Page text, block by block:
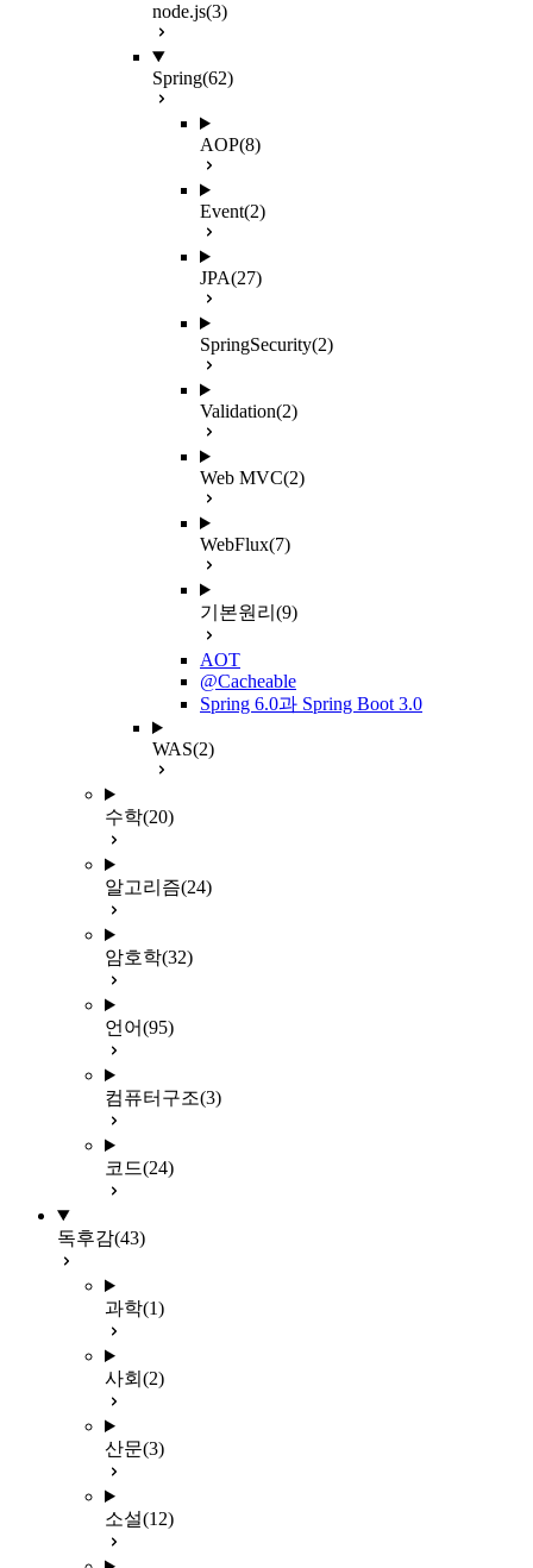
node.js(3)
Spring(62)
AOP(8)
Event(2)
JPA(27)
SpringSecurity(2)
Validation(2)
Web MVC(2)
WebFlux(7)
기본원리 (9)
AOT
@Cacheable
Spring 6.0과 Spring Boot 3.0
WAS(2)
수학(20)
알고리즘(24)
암호학(32)
언어(95)
컴퓨터구조(3)
코드(24)
독후감(43)
과학(1)
사회 (2)
산문(3)
소설(12)